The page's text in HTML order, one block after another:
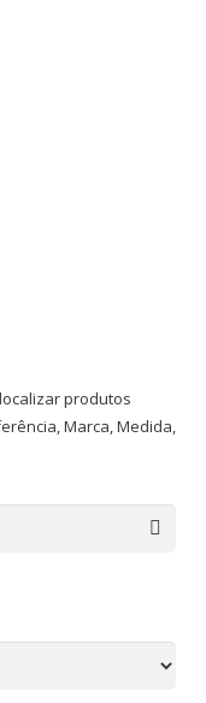
produtos
Marca, Medida,